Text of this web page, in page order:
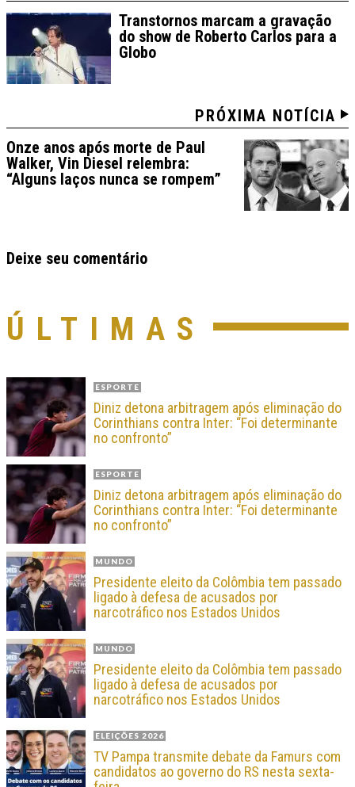
Transtornos marcam a gravação
do show de Roberto Carlos para a
Globo
PRÓXIMA NOTÍCIA
Onze anos após morte de Paul
Walker, Vin Diesel relembra:
“Alguns laços nunca se rompem”
Deixe seu comentário
ÚLTIMAS
ESPORTE
Diniz detona arbitragem após eliminação do
Corinthians contra Inter: “Foi determinante
no confronto”
ESPORTE
Diniz detona arbitragem após eliminação do
Corinthians contra Inter: “Foi determinante
no confronto”
MUNDO
Presidente eleito da Colômbia tem passado
ligado à defesa de acusados por
narcotráfico nos Estados Unidos
MUNDO
Presidente eleito da Colômbia tem passado
ligado à defesa de acusados por
narcotráfico nos Estados Unidos
ELEIÇÕES 2026
TV Pampa transmite debate da Famurs com
candidatos ao governo do RS nesta sexta-